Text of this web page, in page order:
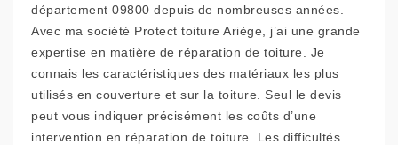
département 09800 depuis de nombreuses années.
Avec ma société Protect toiture Ariège, j’ai une grande
expertise en matière de réparation de toiture. Je
connais les caractéristiques des matériaux les plus
utilisés en couverture et sur la toiture. Seul le devis
peut vous indiquer précisément les coûts d’une
intervention en réparation de toiture. Les difficultés